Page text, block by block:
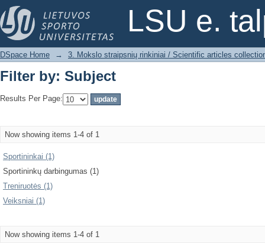
LSU e.
Filter by: Subject
DSpace Home → 3. Mokslo straipsnių rinkiniai / Scientific articles
Filter by: Subject
Results Per Page:
Now showing items 1-4 of 1
Sportininkai (1)
Sportininkų darbingumas (1)
Treniruotės (1)
Veiksniai (1)
Now showing items 1-4 of 1